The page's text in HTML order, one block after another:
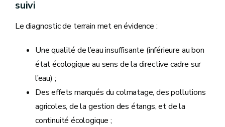
suivi
Le diagnostic de terrain met en évidence :
Une qualité de l’eau insuffisante (inférieure au bon
état écologique au sens de la directive cadre sur
l’eau) ;
Des effets marqués du colmatage, des pollutions
agricoles, de la gestion des étangs, et de la
continuité écologique ;